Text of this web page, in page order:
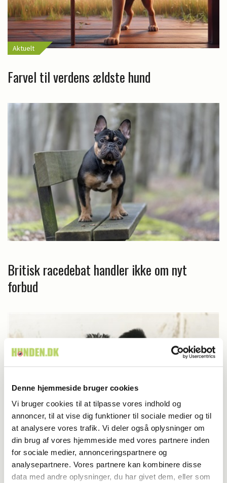
Denne hjemmeside bruger cookies
Vi bruger cookies til at tilpasse vores indhold og
annoncer, til at vise dig funktioner til sociale medier og til
at analysere vores trafik. Vi deler også oplysninger om
din brug af vores hjemmeside med vores partnere inden
for sociale medier, annonceringspartnere og
analysepartnere. Vores partnere kan kombinere disse
data med andre oplysninger, du har givet dem, eller som
Aktuelt
Farvel til verdens ældste hund
Britisk racedebat handler ikke om nyt
forbud
Adfærd